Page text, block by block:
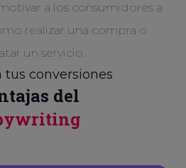
a los consumidores a
realizar una compra o
un servicio.
conversiones
del